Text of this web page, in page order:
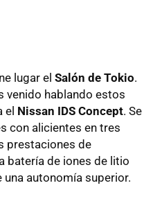
lugar el Salón de Tokio.
venido hablando estos
el Nissan IDS Concept. Se
con alicientes en tres
prestaciones de
batería de iones de litio
una autonomía superior.